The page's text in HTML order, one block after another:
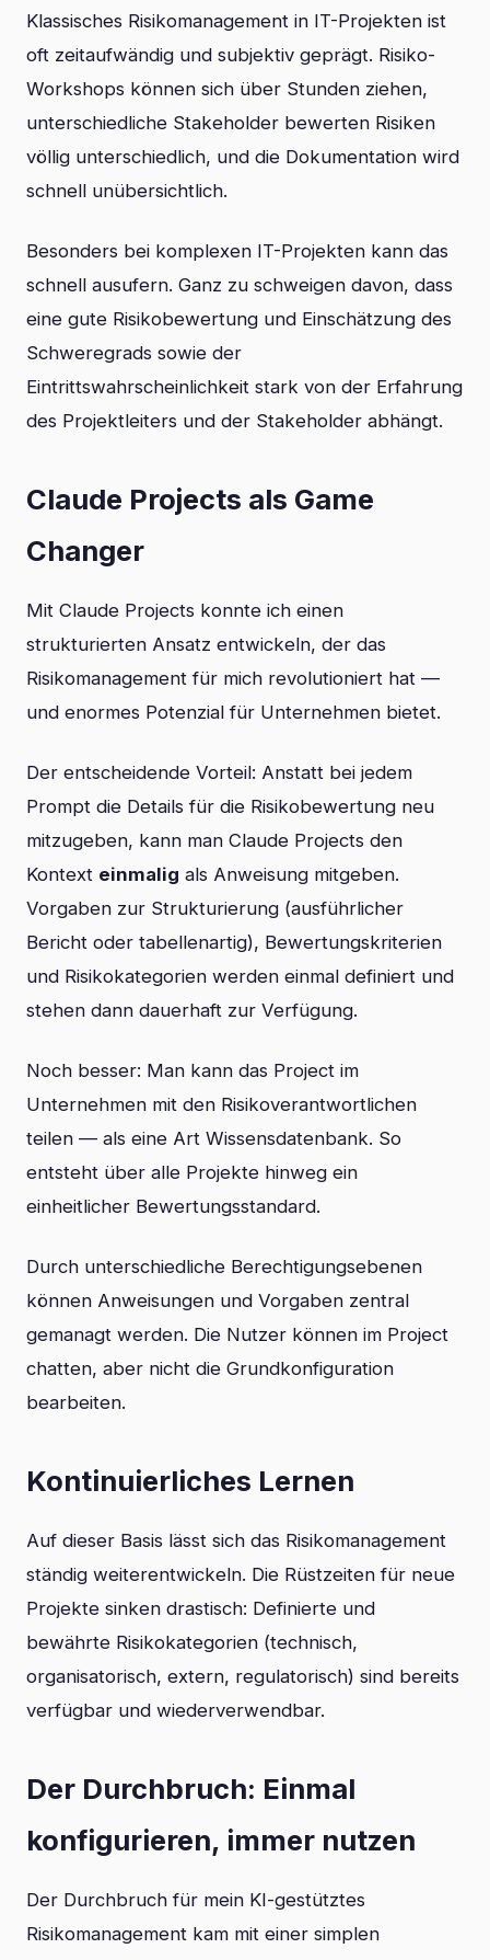
Klassisches Risikomanagement in IT-Projekten ist
oft zeitaufwändig und subjektiv geprägt. Risiko-
Workshops können sich über Stunden ziehen,
unterschiedliche Stakeholder bewerten Risiken
völlig unterschiedlich, und die Dokumentation wird
schnell unübersichtlich.
Besonders bei komplexen IT-Projekten kann das
schnell ausufern. Ganz zu schweigen davon, dass
eine gute Risikobewertung und Einschätzung des
Schweregrads sowie der
Eintrittswahrscheinlichkeit stark von der Erfahrung
des Projektleiters und der Stakeholder abhängt.
Claude Projects als Game
Changer
Mit Claude Projects konnte ich einen
strukturierten Ansatz entwickeln, der das
Risikomanagement für mich revolutioniert hat —
und enormes Potenzial für Unternehmen bietet.
Der entscheidende Vorteil: Anstatt bei jedem
Prompt die Details für die Risikobewertung neu
mitzugeben, kann man Claude Projects den
Kontext einmalig als Anweisung mitgeben.
Vorgaben zur Strukturierung (ausführlicher
Bericht oder tabellenartig), Bewertungskriterien
und Risikokategorien werden einmal definiert und
stehen dann dauerhaft zur Verfügung.
Noch besser: Man kann das Project im
Unternehmen mit den Risikoverantwortlichen
teilen — als eine Art Wissensdatenbank. So
entsteht über alle Projekte hinweg ein
einheitlicher Bewertungsstandard.
Durch unterschiedliche Berechtigungsebenen
können Anweisungen und Vorgaben zentral
gemanagt werden. Die Nutzer können im Project
chatten, aber nicht die Grundkonfiguration
bearbeiten.
Kontinuierliches Lernen
Auf dieser Basis lässt sich das Risikomanagement
ständig weiterentwickeln. Die Rüstzeiten für neue
Projekte sinken drastisch: Definierte und
bewährte Risikokategorien (technisch,
organisatorisch, extern, regulatorisch) sind bereits
verfügbar und wiederverwendbar.
Der Durchbruch: Einmal
konfigurieren, immer nutzen
Der Durchbruch für mein KI-gestütztes
Risikomanagement kam mit einer simplen